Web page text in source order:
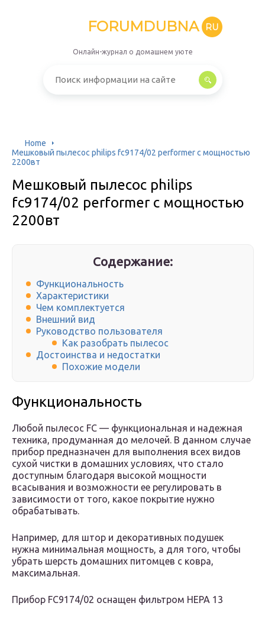
FORUMDUBNA RU
Онлайн-журнал о домашнем уюте
Home
Мешковый пылесос philips fc9174/02 performer с мощностью
2200вт
Мешковый пылесос philips
fc9174/02 performer с мощностью
2200вт
Содержание:
Функциональность
Характеристики
Чем комплектуется
Внешний вид
Руководство пользователя
Как разобрать пылесос
Достоинства и недостатки
Похожие модели
Функциональность
Любой пылесос FC — функциональная и надежная
техника, продуманная до мелочей. В данном случае
прибор предназначен для выполнения всех видов
сухой чистки в домашних условиях, что стало
доступным благодаря высокой мощности
всасывания и возможности ее регулировать в
зависимости от того, какое покрытие нужно
обрабатывать.
Например, для штор и декоративных подушек
нужна минимальная мощность, а для того, чтобы
убрать шерсть домашних питомцев с ковра,
максимальная.
Прибор FC9174/02 оснащен фильтром НЕРА 13